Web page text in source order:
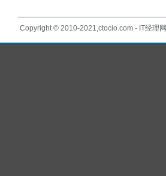
Copyright © 2010-2021,ctocio.com - IT经理网